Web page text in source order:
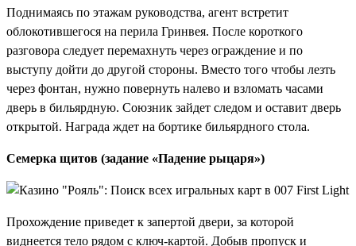
Поднимаясь по этажам руководства, агент встретит
облокотившегося на перила Гринвея. После короткого
разговора следует перемахнуть через ограждение и по
выступу дойти до другой стороны. Вместо того чтобы лезть
через фонтан, нужно повернуть налево и взломать часами
дверь в бильярдную. Союзник зайдет следом и оставит дверь
открытой. Награда ждет на бортике бильярдного стола.
Семерка щитов (задание «Падение рыцаря»)
Прохождение приведет к запертой двери, за которой
виднеется тело рядом с ключ-картой. Добыв пропуск и